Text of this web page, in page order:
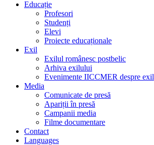
Educație
Profesori
Studenți
Elevi
Proiecte educaționale
Exil
Exilul românesc postbelic
Arhiva exilului
Evenimente IICCMER despre exil
Media
Comunicate de presă
Apariții în presă
Campanii media
Filme documentare
Contact
Languages